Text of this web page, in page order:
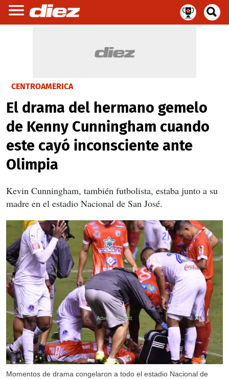
CENTROAMÉRICA
El drama del hermano gemelo
de Kenny Cunningham cuando
este cayó inconsciente ante
Olimpia
Kevin Cunningham, también futbolista, estaba junto a su
madre en el estadio Nacional de San José.
Momentos de drama congelaron a todo el estadio Nacional de
X